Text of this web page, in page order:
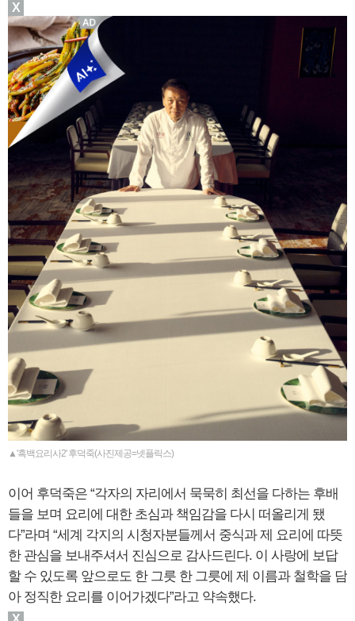
▲'흑백요리사2' 후덕죽(사진제공=넷플릭스)
이어 후덕죽은 “각자의 자리에서 묵묵히 최선을 다하는 후배
들을 보며 요리에 대한 초심과 책임감을 다시 떠올리게 됐
다”라며 “세계 각지의 시청자분들께서 중식과 제 요리에 따뜻
한 관심을 보내주셔서 진심으로 감사드린다. 이 사랑에 보답
할 수 있도록 앞으로도 한 그릇 한 그릇에 제 이름과 철학을 담
아 정직한 요리를 이어가겠다”라고 약속했다.
X